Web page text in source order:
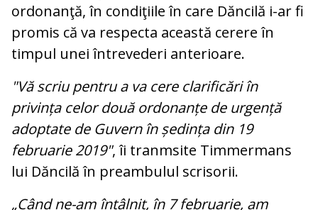
ordonanţă, în condiţiile în care Dăncilă i-ar fi
promis că va respecta această cerere în
timpul unei întrevederi anterioare.
"Vă scriu pentru a va cere clarificări în
privința celor două ordonanțe de urgență
adoptate de Guvern în ședința din 19
februarie 2019", îi tranmsite Timmermans
lui Dăncilă în preambulul scrisorii.
„Când ne-am întâlnit, în 7 februarie, am